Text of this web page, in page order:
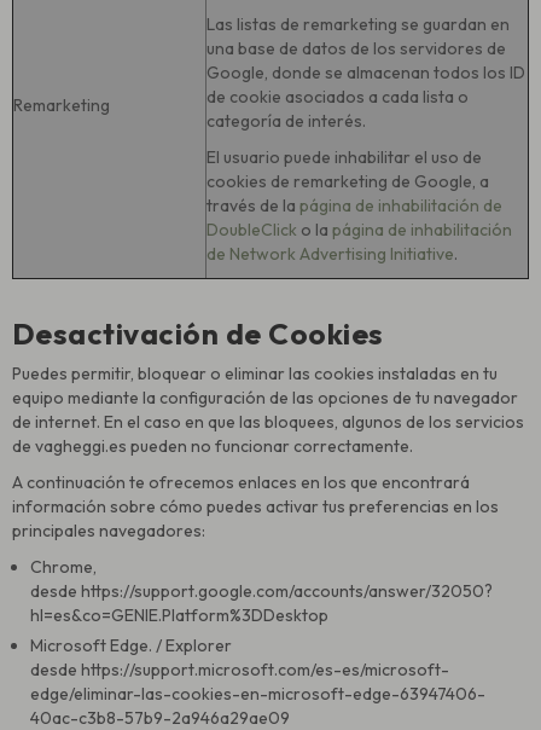
Las listas de remarketing se guardan en
una base de datos de los servidores de
Google, donde se almacenan todos los ID
de cookie asociados a cada lista o
categoría de interés.
El usuario puede inhabilitar el uso de
cookies de remarketing de Google, a
través de la página de inhabilitación de
DoubleClick o la página de inhabilitación
de Network Advertising Initiative.
Remarketing
Desactivación de Cookies
Puedes permitir, bloquear o eliminar las cookies instaladas en tu
equipo mediante la configuración de las opciones de tu navegador
de internet. En el caso en que las bloquees, algunos de los servicios
de vagheggi.es pueden no funcionar correctamente.
A continuación te ofrecemos enlaces en los que encontrará
información sobre cómo puedes activar tus preferencias en los
principales navegadores:
Chrome,
desde https://support.google.com/accounts/answer/32050?
hl=es&co=GENIE.Platform%3DDesktop
Microsoft Edge. / Explorer
desde https://support.microsoft.com/es-es/microsoft-
edge/eliminar-las-cookies-en-microsoft-edge-63947406-
40ac-c3b8-57b9-2a946a29ae09